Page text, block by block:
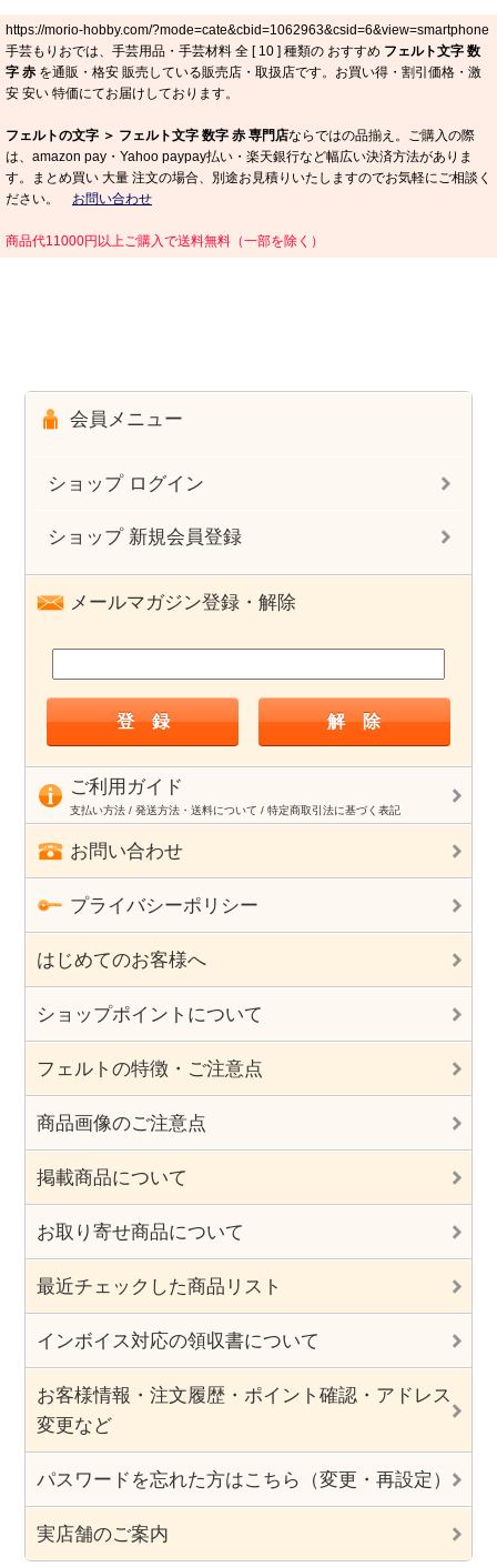
https://morio-hobby.com/?mode=cate&cbid=1062963&csid=6&view=smartphone
手芸もりおでは、手芸用品・手芸材料 全 [ 10 ] 種類の おすすめ フェルト文字 数
字 赤 を通販・格安 販売している販売店・取扱店です。お買い得・割引価格・激
安 安い 特価にてお届けしております。
フェルトの文字 ＞ フェルト文字 数字 赤 専門店ならではの品揃え。ご購入の際
は、amazon pay・Yahoo paypay払い・楽天銀行など幅広い決済方法がありま
す。まとめ買い 大量 注文の場合、別途お見積りいたしますのでお気軽にご相談く
ださい。 お問い合わせ
商品代11000円以上ご購入で送料無料（一部を除く）
会員メニュー
ショップ ログイン
ショップ 新規会員登録
メールマガジン登録・解除
ご利用ガイド
支払い方法 / 発送方法・送料について / 特定商取引法に基づく表記
お問い合わせ
プライバシーポリシー
はじめてのお客様へ
ショップポイントについて
フェルトの特徴・ご注意点
商品画像のご注意点
掲載商品について
お取り寄せ商品について
最近チェックした商品リスト
インボイス対応の領収書について
お客様情報・注文履歴・ポイント確認・アドレス
変更など
パスワードを忘れた方はこちら（変更・再設定）
実店舗のご案内